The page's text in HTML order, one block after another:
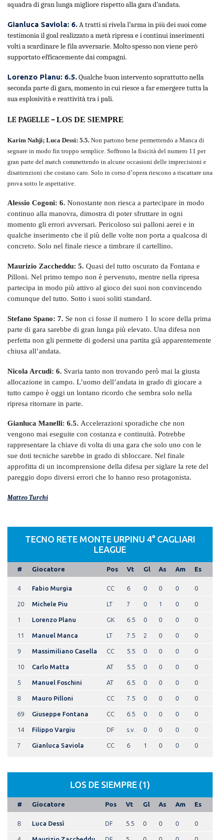
squadra di gran lunga migliore rispetto alla gara d’andata.
Gianluca Saviola: 6.A tratti si rivela l’arma in più dei suoi come
testimonia il goal realizzato a metà ripresa e i continui inserimenti
volti a scardinare le fila avversarie. Molto spesso non viene però
supportato efficacemente dai compagni.
Lorenzo Planu: 6.5.Qualche buon intervento soprattutto nella
seconda parte di gara, momento in cui riesce a far emergere tutta la
sua esplosività e reattività tra i pali.
LE PAGELLE –LOS DE SIEMPRE
Karim Nahji; Luca Dessi: 5.5. Non partono bene permettendo a Manca di
segnare in modo fin troppo semplice. Soffrono la fisicità del numero 11 per
gran parte del match commettendo in alcune occasioni delle imprecisioni e
disattenzioni che costano caro. Solo in corso d’opera riescono a riscattare una
prova sotto le aspettative.
Alessio Cogoni: 6. Nonostante non riesca a partecipare in modo
continuo alla manovra, dimostra di poter sfruttare in ogni
momento gli errori avversari. Pericoloso sui palloni aerei e in
qualche inserimento che il più delle volte non porta a qualcosa di
concreto. Solo nel finale riesce a timbrare il cartellino.
Maurizio Zaccheddu: 5. Quasi del tutto oscurato da Fontana e
Pilloni. Nel primo tempo non è pervenuto, mentre nella ripresa
partecipa in modo più attivo al gioco dei suoi non convincendo
comunque del tutto. Sotto i suoi soliti standard.
Stefano Spano: 7. Se non ci fosse il numero 1 lo score della prima
parte di gara sarebbe di gran lunga più elevato. Una difesa non
perfetta non gli permette di godersi una partita già apparentemente
chiusa all’andata.
Nicola Arcudi: 6. Svaria tanto non trovando però mai la giusta
allocazione in campo. L’uomo dell’andata in grado di giocare a
tutto campo è oggi un lontano ricordo che sembra solo nella
ripresa ritornare in parte.
Gianluca Manelli: 6.5. Accelerazioni sporadiche che non
vengono mai eseguite con costanza e continuità. Potrebbe
rappresentare la chiave di volta di una gara che solo uno con le
sue doti tecniche sarebbe in grado di sbloccare. Nel finale
approfitta di un incomprensione della difesa per siglare la rete del
pareggio dopo diversi errori che lo hanno reso protagonista.
Matteo Turchi
TECNO RETE MONTE URPINU 4° CAGLIARI
LEAGUE
# Giocatore Pos Vt Gl As Am Es
4 Fabio Murgia CC 6 0 0 0 0
20 Michele Piu LT 7 0 1 0 0
1 Lorenzo Planu GK 6.5 0 0 0 0
11 Manuel Manca LT 7.5 2 0 0 0
9 Massimiliano Casella CC 5.5 0 0 0 0
10 Carlo Matta AT 5.5 0 0 0 0
5 Manuel Foschini AT 6.5 0 0 0 0
8 Mauro Pilloni CC 7.5 0 0 0 0
69 Giuseppe Fontana CC 6.5 0 0 0 0
14 Filippo Vargiu DF s.v. 0 0 0 0
7 Gianluca Saviola CC 6 1 0 0 0
LOS DE SIEMPRE (1)
# Giocatore Pos Vt Gl As Am Es
8 Luca Dessì DF 5.5 0 0 0 0